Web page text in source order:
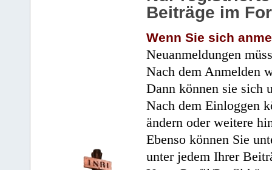
Beiträge im
Wenn Sie sich
Neuanmeldungen
Nach dem Anmelden
Dann können sie sich
Nach dem Einloggen
ändern oder weitere
Ebenso können Sie
unter jedem Ihrer